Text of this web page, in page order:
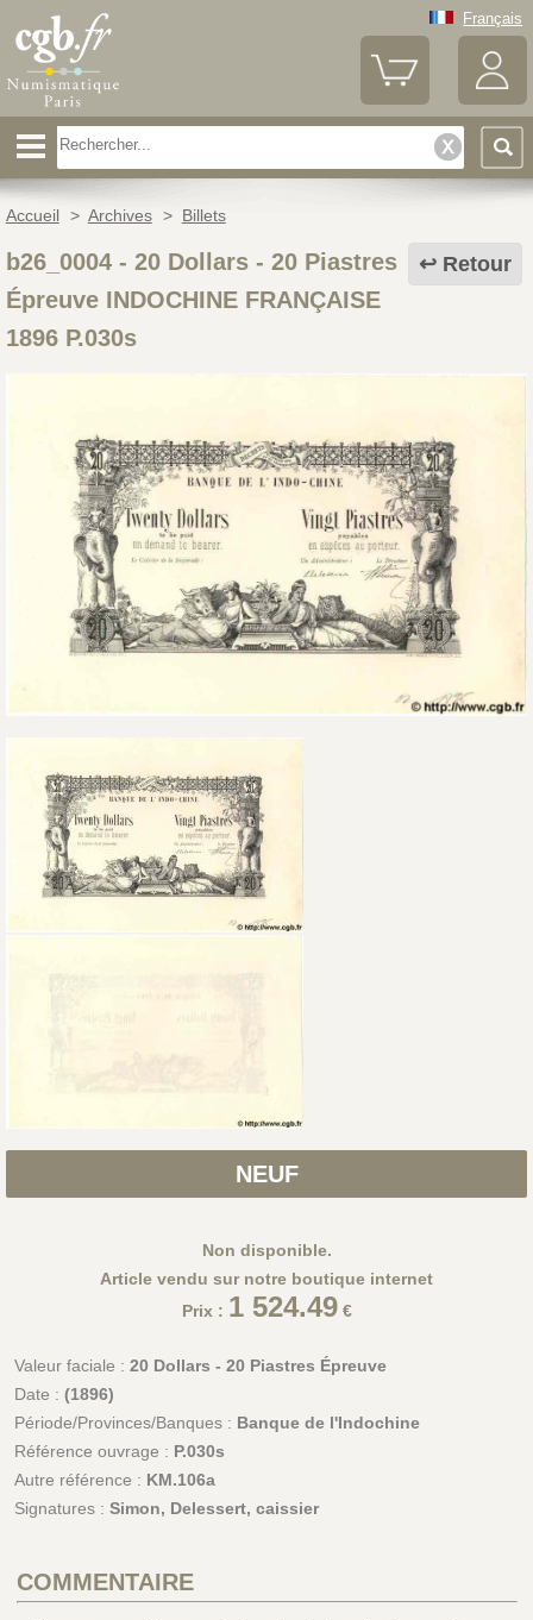
Français
Accueil > Archives > Billets
Retour
b26_0004- 20 Dollars - 20 Piastres
Épreuve INDOCHINE FRANÇAISE
1896 P.030s
NEUF
Non disponible.
Article vendu sur notre boutique internet
Prix : 1 524.49€
Valeur faciale : 20 Dollars - 20 Piastres Épreuve
Date : (1896)
Période/Provinces/Banques : Banque de l'Indochine
Référence ouvrage : P.030s
Autre référence : KM.106a
Signatures : Simon, Delessert, caissier
COMMENTAIRE